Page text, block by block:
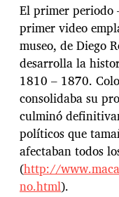
El primer periodo
primer video
museo, de Diego
desarrolla la
1810 – 1870.
consolidaba su
culminó
políticos que
afectaban todos
(http://
no.html).